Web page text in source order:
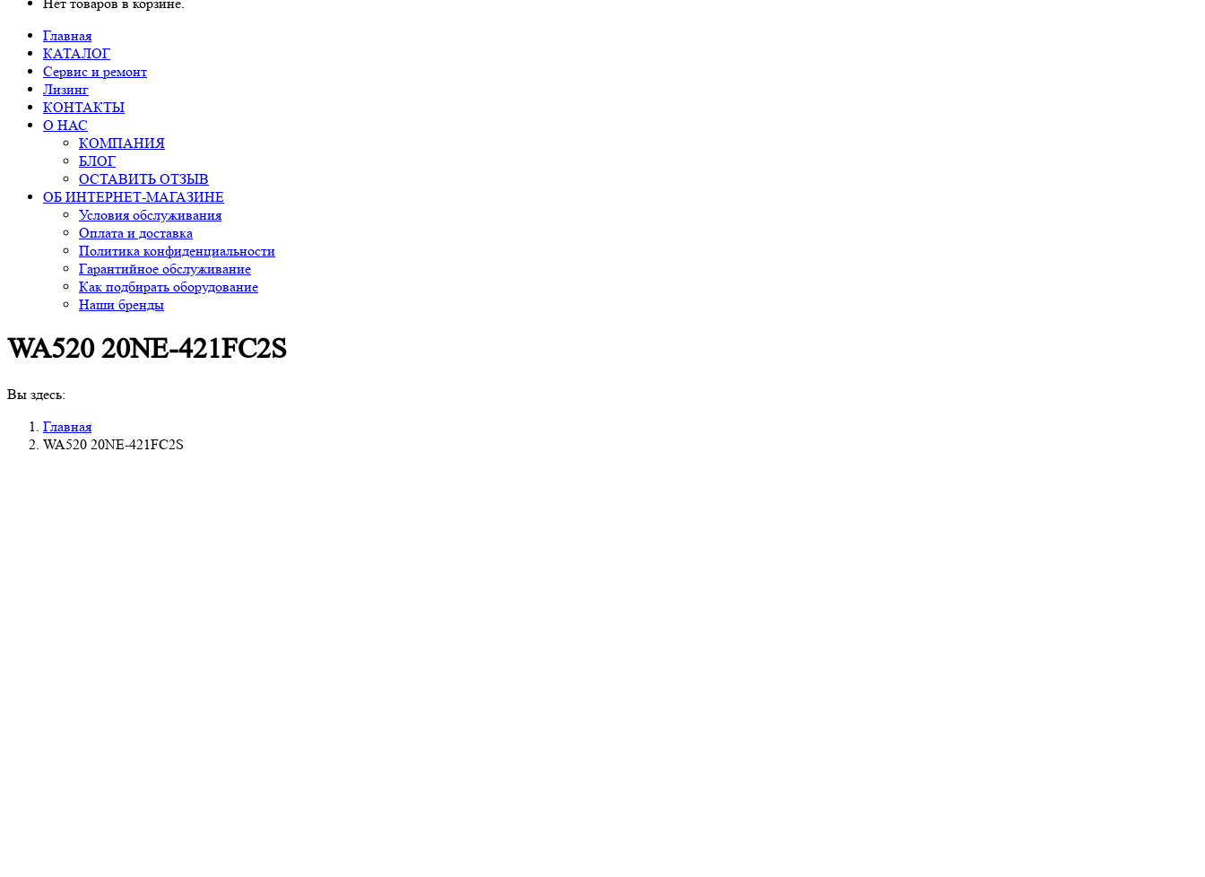
Главная
КАТАЛОГ
Сервис и ремонт
Лизинг
КОНТАКТЫ
О НАС
КОМПАНИЯ
БЛОГ
ОСТАВИТЬ ОТЗЫВ
ОБ ИНТЕРНЕТ-МАГАЗИНЕ
Условия обслуживания
Оплата и доставка
Политика конфиденциальности
Гарантийное обслуживание
Как подбирать оборудование
Наши бренды
WA520 20NE-421FC2S
Вы здесь:
Главная
WA520 20NE-421FC2S